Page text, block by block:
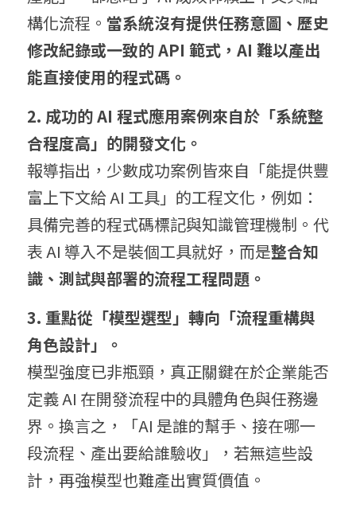
構化流程。 當系統沒有提供任務意圖、歷史
修改紀錄或一致的 API 範式， AI 難以產出
能直接使用的程式碼。
2. 成功的 AI 程式應用案例來自於「系統整
合程度高」的開發文化。
報導指出，少數成功案例皆來自「能提供豐
富上下文給 AI 工具」的工程文化，例如：
具備完善的程式碼標記與知識管理機制。代
表 AI 導入不是裝個工具就好，而是整合知
識、測試與部署的流程工程問題。
3. 重點從「模型選型」轉向「流程重構與
角色設計」。
模型強度已非瓶頸，真正關鍵在於企業能否
定義 AI 在開發流程中的具體角色與任務邊
界。換言之，「AI 是誰的幫手、接在哪一
段流程、產出要給誰驗收」，若無這些設
計，再強模型也難產出實質價值。